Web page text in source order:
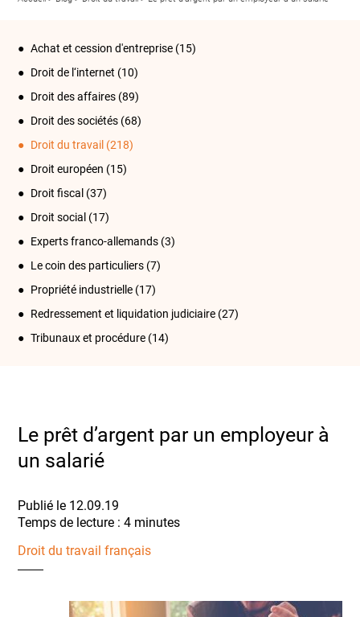
Achat et cession d'entreprise (15)
Droit de l‘internet (10)
Droit des affaires (89)
Droit des sociétés (68)
Droit du travail (218)
Droit européen (15)
Droit fiscal (37)
Droit social (17)
Experts franco-allemands (3)
Le coin des particuliers (7)
Propriété industrielle (17)
Redressement et liquidation judiciaire (27)
Tribunaux et procédure (14)
Le prêt d’argent par un employeur à
un salarié
Publié le 12.09.19
Droit du travail français